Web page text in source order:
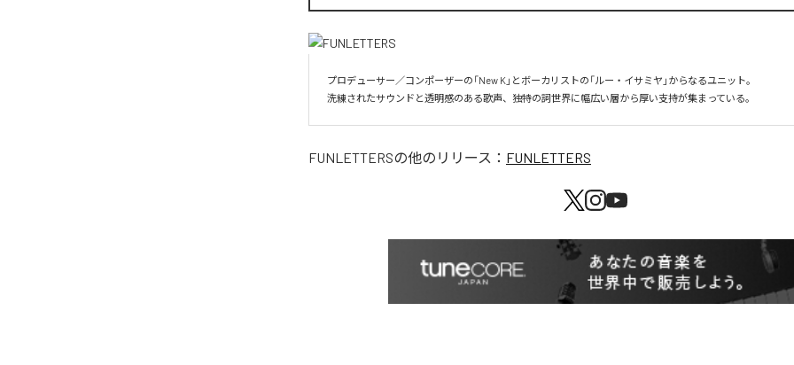
プロデューサー／コンポーザーの「New K」とボーカリストの「ルー・イサミヤ」からなるユニット。
洗練されたサウンドと透明感のある歌声、独特の詞世界に幅広い層から厚い支持が集まっている。
FUNLETTERSの他のリリース： FUNLETTERS